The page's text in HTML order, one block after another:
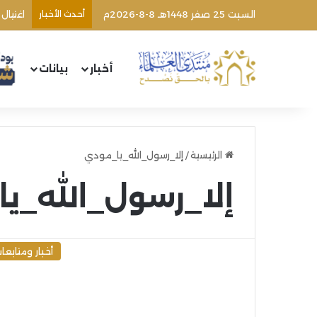
السبت 25 صفر 1448هـ 8-8-2026م أحدث الأخبار
أخبار بيانات
الرئيسية/ إلا_رسول_الله_يا_مودي
أخبار